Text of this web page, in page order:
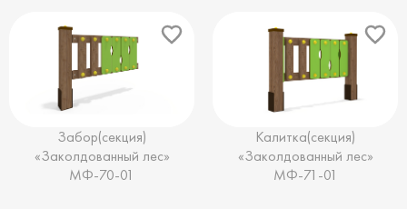
Забор(секция)
«Заколдованный лес»
МФ-70-01
Калитка(секция)
«Заколдованный лес»
МФ-71-01